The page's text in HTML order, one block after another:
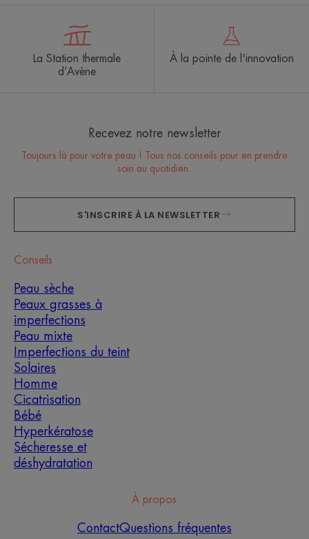
La Station thermale
d’Avène
À la pointe de l'innovation
Recevez notre newsletter
Toujours là pour votre peau ! Tous nos conseils pour en prendre
soin au quotidien.
S'INSCRIRE À LA NEWSLETTER
Conseils
Peau sèche
Peaux grasses à
imperfections
Peau mixte
Imperfections du teint
Solaires
Homme
Cicatrisation
Bébé
Hyperkératose
Sécheresse et
déshydratation
À propos
ContactQuestions fréquentes